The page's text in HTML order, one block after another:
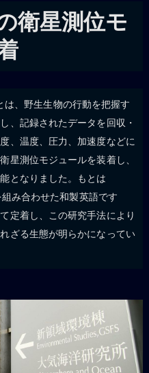
衛星測位モ
、野生生物の行動を把握す
、記録されたデータを回収・
、温度、圧力、加速度などに
星測位モジュールを装着し、
となりました。もとは
み合わせた和製英語です
定着し、この研究手法により
ざる生態が明らかになってい